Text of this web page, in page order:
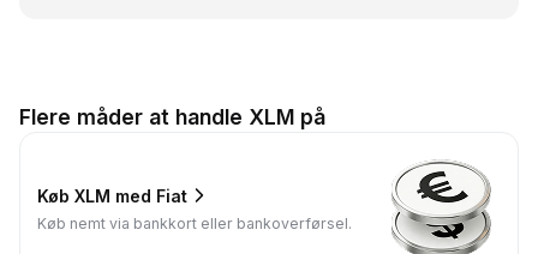
Flere måder at handle XLM på
Køb XLM med Fiat
Køb nemt via bankkort eller bankoverførsel.